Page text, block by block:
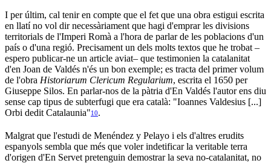
I per últim, cal tenir en compte que el fet que una obra estigui escrita
en llatí no vol dir necessàriament que hagi d'emprar les divisions
territorials de l'Imperi Romà a l'hora de parlar de les poblacions d'un
país o d'una regió. Precisament un dels molts textos que he trobat –
espero publicar-ne un article aviat– que testimonien la catalanitat
d'en Joan de Valdés n'és un bon exemple; es tracta del primer volum
de l'obra Historiarum Clericum Regularium, escrita el 1650 per
Giuseppe Silos. En parlar-nos de la pàtria d'En Valdés l'autor ens diu
sense cap tipus de subterfugi que era català: "Ioannes Valdesius [...]
Orbi dedit Catalaunia"10.
Malgrat que l'estudi de Menéndez y Pelayo i els d'altres erudits
espanyols sembla que més que voler indetificar la veritable terra
d'origen d'En Servet pretenguin demostrar la seva no-catalanitat, no